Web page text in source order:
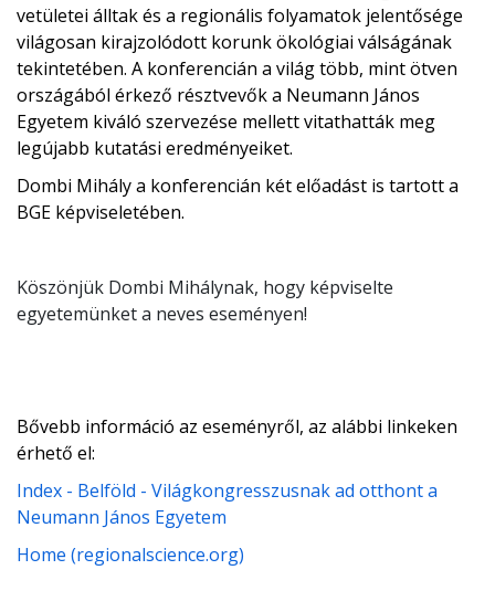
vetületei álltak és a regionális folyamatok jelentősége
világosan kirajzolódott korunk ökológiai válságának
tekintetében. A konferencián a világ több, mint ötven
országából érkező résztvevők a Neumann János
Egyetem kiváló szervezése mellett vitathatták meg
legújabb kutatási eredményeiket.
Dombi Mihály a konferencián két előadást is tartott a
BGE képviseletében.
Köszönjük Dombi Mihálynak, hogy képviselte
egyetemünket a neves eseményen!
Bővebb információ az eseményről, az alábbi linkeken
érhető el:
Index - Belföld - Világkongresszusnak ad otthont a
Neumann János Egyetem
Home (regionalscience.org)